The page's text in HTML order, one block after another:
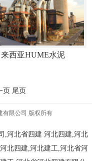
西亚HUME水泥
页 尾页
有限公司 版权所有
,河北省四建 河北四建,河北
河北四建,河北建工,河北省河